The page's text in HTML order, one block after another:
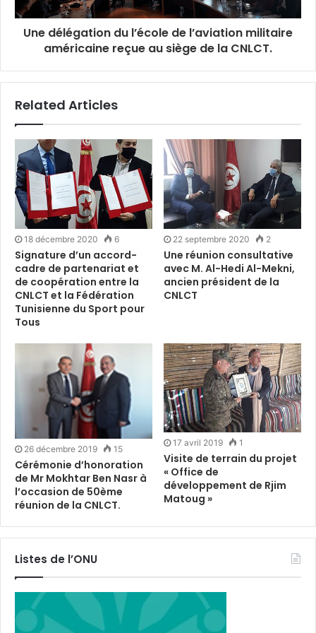
Une délégation du l’école de l’aviation militaire
américaine reçue au siège de la CNLCT.
Related Articles
18 décembre 2020 6
Signature d’un accord-
cadre de partenariat et
de coopération entre la
CNLCT et la Fédération
Tunisienne du Sport pour
Tous
22 septembre 2020 2
Une réunion consultative
avec M. Al-Hedi Al-Mekni,
ancien président de la
CNLCT
26 décembre 2019 15
Cérémonie d’honoration
de Mr Mokhtar Ben Nasr à
l’occasion de 50ème
réunion de la CNLCT.
17 avril 2019 1
Visite de terrain du projet
« Office de
développement de Rjim
Matoug »
Listes de l’ONU